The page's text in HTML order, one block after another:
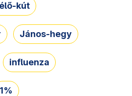
kút
János-hegy
influenza
1%